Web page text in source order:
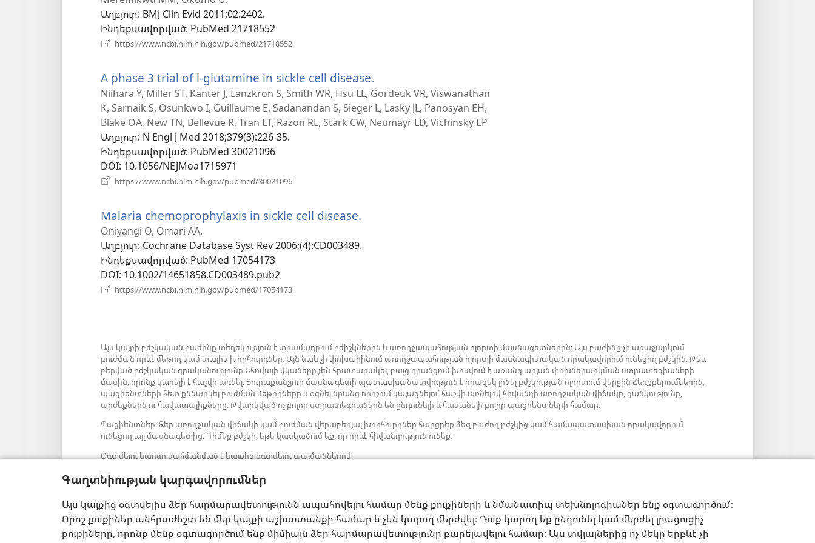
Գաղտնիության կարգավորումներ
Այս կայքից օգտվելիս ձեր հարմարավետությունն ապահովելու համար մենք քուքիների և նմանատիպ տեխնոլոգիաներ ենք օգտագործում։
Որոշ քուքիներ անհրաժեշտ են մեր կայքի աշխատանքի համար և չեն կարող մերժվել։ Դուք կարող եք ընդունել կամ մերժել լրացուցիչ
քուքիները, որոնք մենք օգտագործում ենք միմիայն ձեր հարմարավետությունը բարելավելու համար։ Այս տվյալներից ոչ մեկը երբևէ չի
նոր
պատուհան)
Աղբյուր‎: BMJ Clin Evid 2011;02:2402.
Ինդեքսավորված‎: PubMed 21718552
https://www.ncbi.nlm.nih.gov/pubmed/21718552
պատուհան)
A phase 3 trial of l-glutamine in sickle cell disease.
է
նոր
պատուհան)
Niihara Y, Miller ST, Kanter J, Lanzkron S, Smith WR, Hsu LL, Gordeuk VR, Viswanathan
K, Sarnaik S, Osunkwo I, Guillaume E, Sadanandan S, Sieger L, Lasky JL, Panosyan EH,
Blake OA, New TN, Bellevue R, Tran LT, Razon RL, Stark CW, Neumayr LD, Vichinsky EP
Աղբյուր‎: N Engl J Med 2018;379(3):226-35.
Ինդեքսավորված‎: PubMed 30021096
DOI‎: 10.1056/NEJMoa1715971
https://www.ncbi.nlm.nih.gov/pubmed/30021096
պատուհան)
Malaria chemoprophylaxis in sickle cell disease.
Oniyangi O, Omari AA.
Աղբյուր‎: Cochrane Database Syst Rev 2006;(4):CD003489.
Ինդեքսավորված‎: PubMed 17054173
DOI‎: 10.1002/14651858.CD003489.pub2
https://www.ncbi.nlm.nih.gov/pubmed/17054173
Այս կայքի բժշկական բաժինը տեղեկություն է տրամադրում բժիշկներին և առողջապահության ոլորտի մասնագետներին։ Այս բաժինը չի առաջարկում
բուժման որևէ մեթոդ կամ տալիս խորհուրդներ։ Այն նաև չի փոխարինում առողջապահության ոլորտի մասնագիտական որակավորում ունեցող բժշկին։ Թեև
բերված բժշկական գրականությունը Եհովայի վկաները չեն հրատարակել, բայց դրանցում խոսվում է առանց արյան փոխներարկման ստրատեգիաների
մասին, որոնք կարելի է հաշվի առնել։ Յուրաքանչյուր մասնագետի պատասխանատվություն է իրազեկ լինել բժշկության ոլորտում վերջին ձեռքբերումներին,
պացիենտների հետ քննարկել բուժման մեթոդները և օգնել նրանց որոշում կայացնելու՝ հաշվի առնելով հիվանդի առողջական վիճակը, ցանկությունը,
արժեքներն ու հավատալիքները։ Թվարկված ոչ բոլոր ստրատեգիաներն են ընդունելի և հասանելի բոլոր պացիենտների համար։
Պացիենտներ: Ձեր առողջական վիճակի կամ բուժման վերաբերյալ խորհուրդներ հարցրեք ձեզ բուժող բժշկից կամ համապատասխան որակավորում
ունեցող այլ մասնագետից։ Դիմեք բժշկի, եթե կասկածում եք, որ որևէ հիվանդություն ունեք։
Օգտվելու կարգը սահմանված է կայքից օգտվելու պայմաններով։
Արտաքին տեսքի կարգավորումներ